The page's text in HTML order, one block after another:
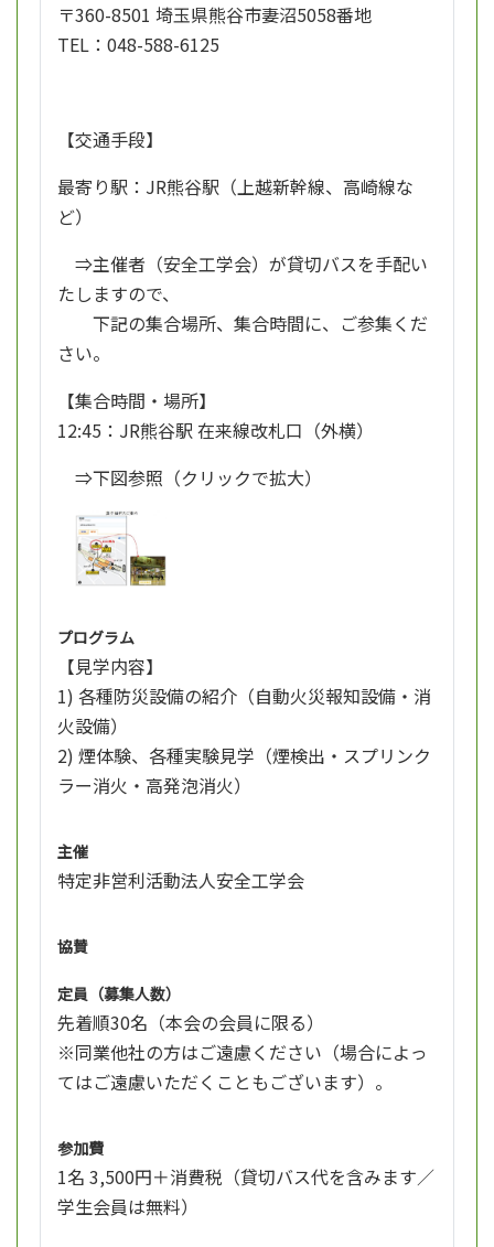
〒360-8501 埼玉県熊谷市妻沼5058番地
TEL：048-588-6125
【交通手段】
最寄り駅：JR熊谷駅（上越新幹線、高崎線な
ど）
⇒主催者（安全工学会）が貸切バスを手配い
たしますので、
下記の集合場所、集合時間に、ご参集くだ
さい。
【集合時間・場所】
12:45：JR熊谷駅 在来線改札口（外横）
⇒下図参照（クリックで拡大）
プログラム
【見学内容】
1) 各種防災設備の紹介（自動火災報知設備・消
火設備）
2) 煙体験、各種実験見学（煙検出・スプリンク
ラー消火・高発泡消火）
主催
特定非営利活動法人安全工学会
協賛
定員（募集人数）
先着順30名（本会の会員に限る）
※同業他社の方はご遠慮ください（場合によっ
てはご遠慮いただくこともございます）。
参加費
1名 3,500円＋消費税（貸切バス代を含みます／
学生会員は無料）